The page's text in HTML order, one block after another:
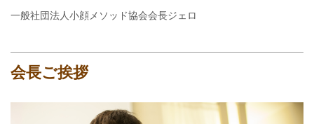
一般社団法人小顔メソッド協会会長ジェロ
会長ご挨拶